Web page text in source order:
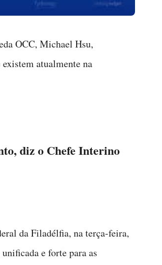
OCC, Michael Hsu,
existem atualmente na
diz o Chefe Interino
da Filadélfia, na terça-feira,
e forte para as